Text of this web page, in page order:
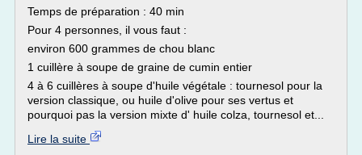
Temps de préparation : 40 min
Pour 4 personnes, il vous faut :
environ 600 grammes de chou blanc
1 cuillère à soupe de graine de cumin entier
4 à 6 cuillères à soupe d'huile végétale : tournesol pour la
version classique, ou huile d'olive pour ses vertus et
pourquoi pas la version mixte d' huile colza, tournesol et...
Lire la suite